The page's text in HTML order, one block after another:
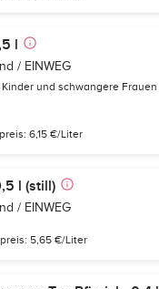
l
/ EINWEG
und schwangere Frauen
6,15 €/Liter
l (still)
/ EINWEG
5,65 €/Liter